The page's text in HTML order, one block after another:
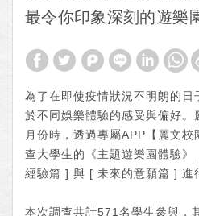
最令你印象深刻的遊樂
為了在即使疫情狀況不明朗的日
於不同娛樂體驗的感受與偏好
月份時，透過專屬APP【麗文校
查大學生的
《主題遊樂園體驗》
經驗篇 ] 與 [ 未來的意願篇 ] 進
本次調查共計571名學生參與，